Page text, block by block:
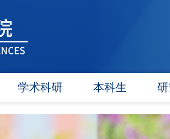
学术科研
学术团队
本科生
信息公告 信